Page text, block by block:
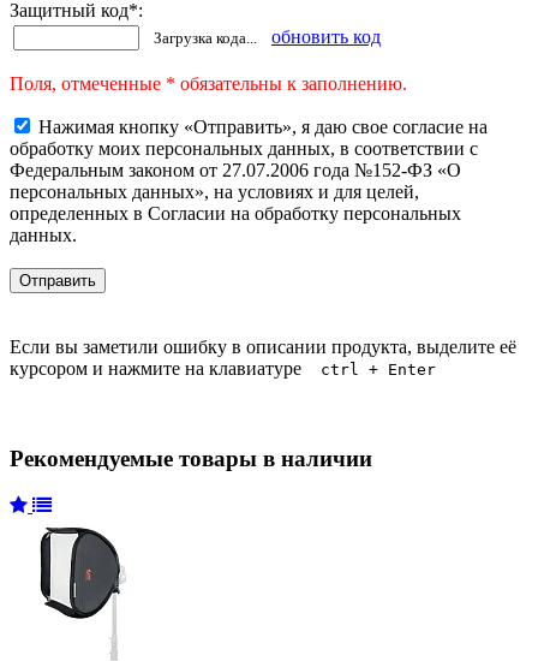
Защитный код*:
Загрузка кода... обновить код
Поля, отмеченные * обязательны к заполнению.
Нажимая кнопку «Отправить», я даю свое согласие на
обработку моих персональных данных, в соответствии с
Федеральным законом от 27.07.2006 года №152-ФЗ «О
персональных данных», на условиях и для целей,
определенных в Согласии на обработку персональных
данных.
Если вы заметили ошибку в описании продукта, выделите её
курсором и нажмите на клавиатуре
ctrl + Enter
Рекомендуемые товары в наличии